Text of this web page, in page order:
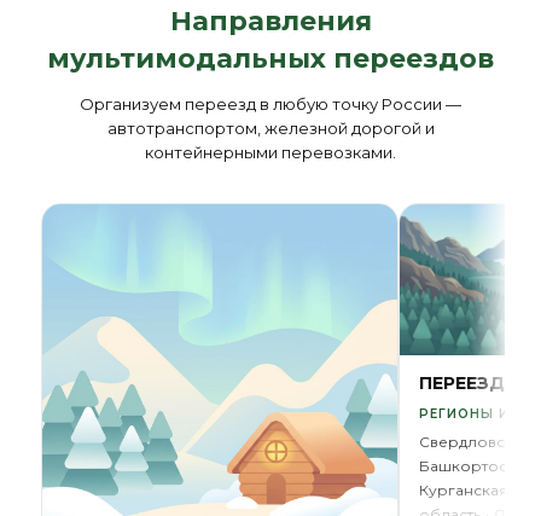
Направления
мультимодальных переездов
Организуем переезд в любую точку России —
автотранспортом, железной дорогой и
контейнерными перевозками.
ПЕРЕЕЗД НА
РЕГИОНЫ И
Свердловская
Башкортостан
Курганская